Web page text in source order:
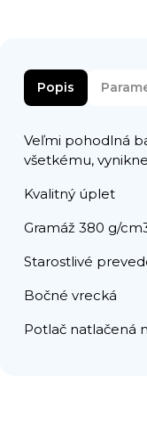
Popis
Veľmi pohodlná
všetkému,
Kvalitný úplet
Gramáž 380 g/
Starostlivé
Bočné vrecká
Potlač natlačená